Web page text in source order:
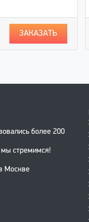
ЗАКАЗАТЬ
более 200
стремимся!
Москве